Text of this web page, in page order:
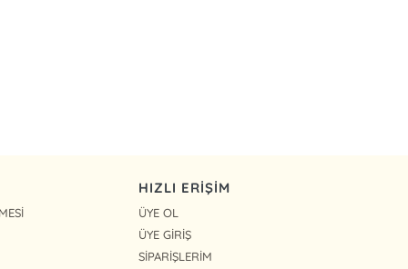
HIZLI ERİŞİM
ÜYE OL
ÜYE GİRİŞ
SİPARİŞLERİM